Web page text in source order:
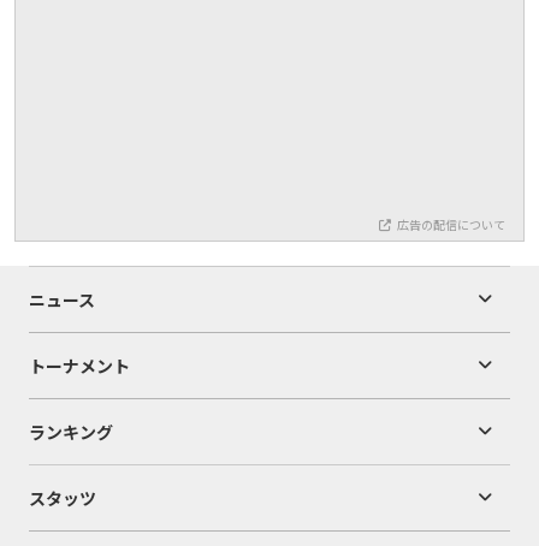
広告の配信について
ニュース
トーナメント
ランキング
スタッツ